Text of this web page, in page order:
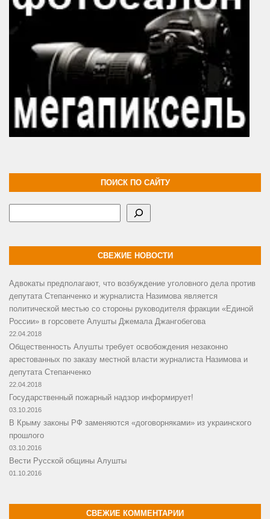
ПОИСК ПО САЙТУ
СВЕЖИЕ НОВОСТИ
Адвокаты предполагают, что возбуждение уголовного дела против
депутата Степанченко и журналиста Назимова является
политической местью со стороны руководителя фракции «Единой
России» в горсовете Алушты Джемала Джангобегова
22.04.2018
Общественность Алушты требует освобождения незаконно
арестованных по заказу местной власти журналиста Назимова и
депутата Степанченко
22.04.2018
Государственный пожарный надзор информирует!
03.10.2016
В Крыму законы РФ заменяются «договорняками» из украинского
прошлого
03.10.2016
Вести Русской общины Алушты
01.10.2016
СВЕЖИЕ КОММЕНТАРИИ